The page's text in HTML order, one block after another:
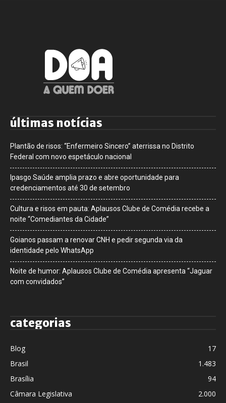
últimas notícias
Plantão de risos: “Enfermeiro Sincero” aterrissa no Distrito
Federal com novo espetáculo nacional
Ipasgo Saúde amplia prazo e abre oportunidade para
credenciamentos até 30 de setembro
Cultura e risos em pauta: Aplausos Clube de Comédia recebe a
noite “Comediantes da Cidade”
Goianos passam a renovar CNH e pedir segunda via da
identidade pelo WhatsApp
Noite de humor: Aplausos Clube de Comédia apresenta “Jaguar
com convidados”
categorias
Blog
17
Brasil
1.483
Brasília
94
Câmara Legislativa
2.000